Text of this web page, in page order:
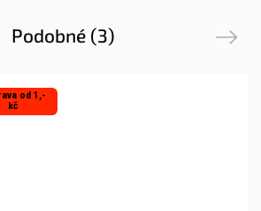
Podobné (3)
od 1,-
kč
Next